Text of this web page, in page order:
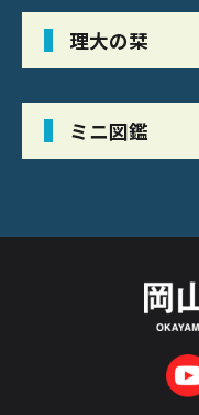
理大の栞
ミニ図鑑